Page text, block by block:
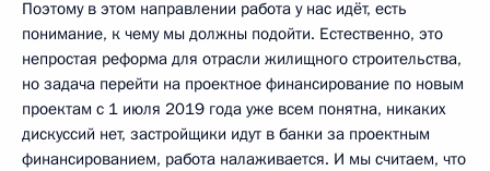
Поэтому в этом направлении работа у нас идёт, есть
понимание, к чему мы должны подойти. Естественно, это
непростая реформа для отрасли жилищного строительства,
но задача перейти на проектное финансирование по новым
проектам с 1 июля 2019 года уже всем понятна, никаких
дискуссий нет, застройщики идут в банки за проектным
финансированием, работа налаживается. И мы считаем, что